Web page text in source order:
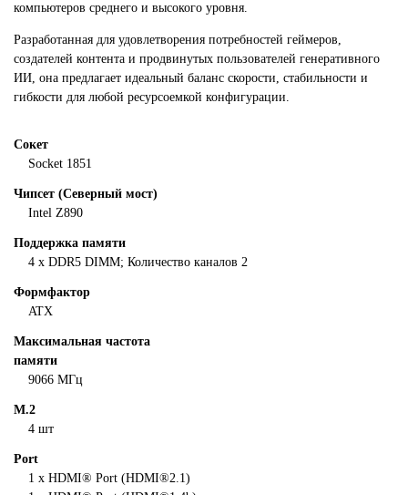
компьютеров среднего и высокого уровня.
Разработанная для удовлетворения потребностей геймеров,
создателей контента и продвинутых пользователей генеративного
ИИ, она предлагает идеальный баланс скорости, стабильности и
гибкости для любой ресурсоемкой конфигурации.
Сокет
Socket 1851
Чипсет (Северный мост)
Intel Z890
Поддержка памяти
4 x DDR5 DIMM; Количество каналов 2
Формфактор
ATX
Максимальная частота
памяти
9066 МГц
M.2
4 шт
Port
1 x HDMI® Port (HDMI®2.1)